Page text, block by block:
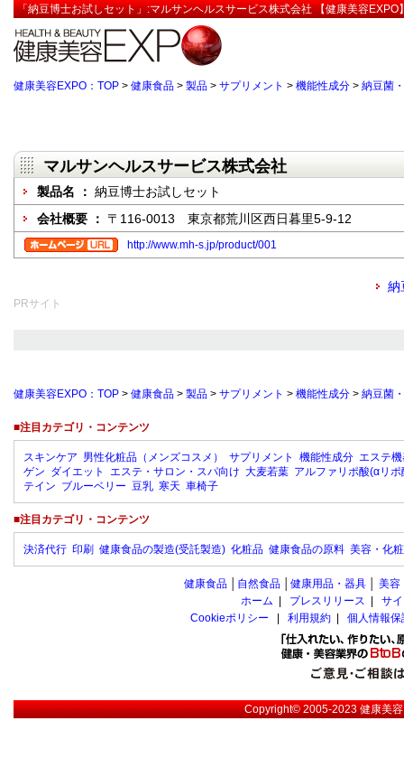
「納豆博士お試しセット」:マルサンヘルスサービス株式会社 【健康美容EXPO
健康美容EXPO：TOP > 健康食品 > 製品 > サプリメント > 機能性成分 > 納豆菌
マルサンヘルスサービス株式会社
製品名 ： 納豆博士お試しセット
会社概要 ： 〒116-0013 東京都荒川区西日暮里5-9-12
http://www.mh-s.jp/product/001
納
PRサイト
健康美容EXPO：TOP > 健康食品 > 製品 > サプリメント > 機能性成分 > 納豆菌
■注目カテゴリ・コンテンツ
スキンケア 男性化粧品（メンズコスメ） サプリメント 機能性成分 エステ
ゲン ダイエット エステ・サロン・スパ向け 大麦若葉 アルファリポ酸(αリポ
テイン ブルーベリー 豆乳 寒天 車椅子
■注目カテゴリ・コンテンツ
決済代行 印刷 健康食品の製造(受託製造) 化粧品 健康食品の原料 美容・化
健康食品 自然食品 健康用品・器具 美容
ホーム
プレスリリース
サ
Cookieポリシー
利用規約 個人情報
Copyright© 2005-2023健康美